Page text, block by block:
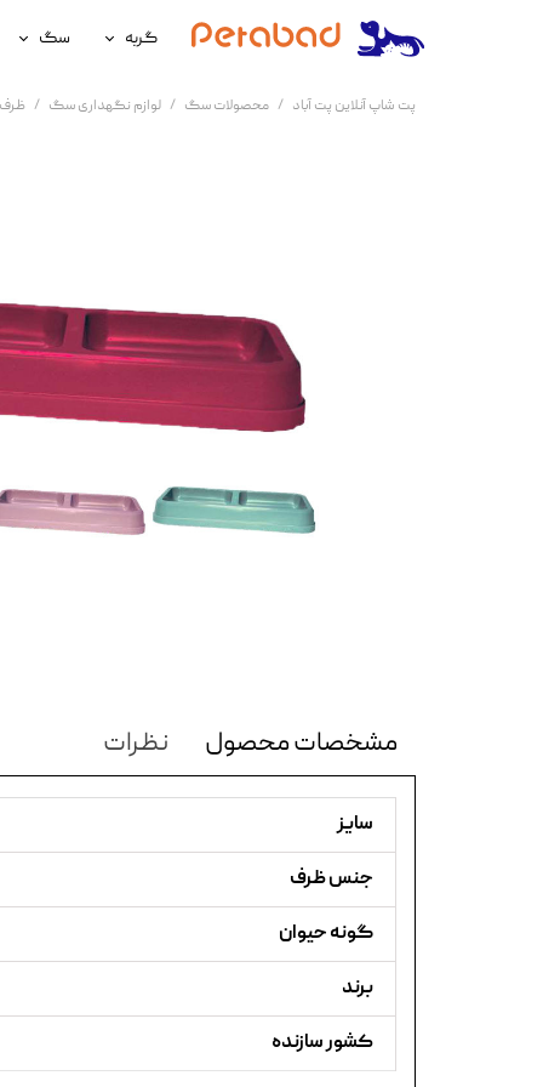
گربه
غذای گربه
سگ
غذای سگ
پت شاپ آنلاین پت آباد محصولات سگ لوازم نگهداری سگ
مشخصات محصول نظرات
سایز
جنس ظرف
گونه حیوان
برند
کشور سازنده